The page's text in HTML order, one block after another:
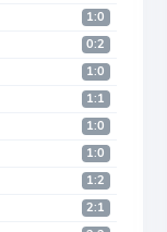
1:0
0:2
1:0
1:1
1:0
1:0
1:2
2:1